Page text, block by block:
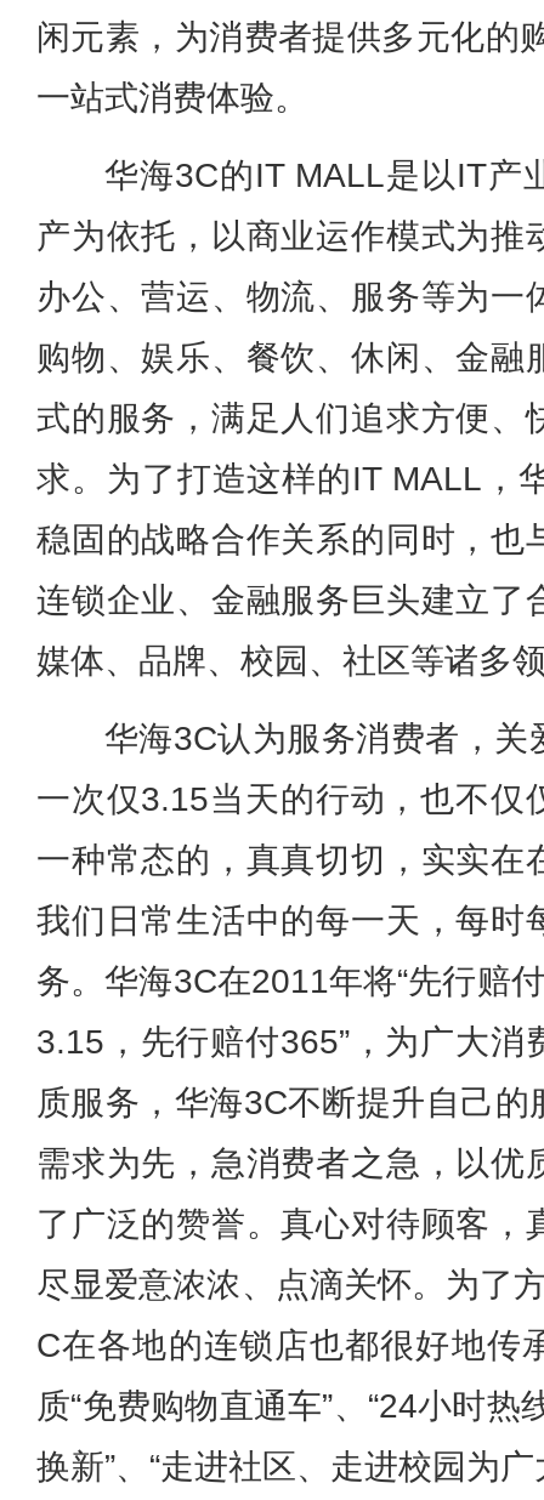
闲元素，为消费者提供多元化的
一站式消费体验。
华海3C的IT MALL是以IT产
产为依托，以商业运作模式为推
办公、营运、物流、服务等为一
购物、娱乐、餐饮、休闲、金融
式的服务，满足人们追求方便、
求。为了打造这样的IT MALL，
稳固的战略合作关系的同时，也
连锁企业、金融服务巨头建立了
媒体、品牌、校园、社区等诸多
华海3C认为服务消费者，关
一次仅3.15当天的行动，也不仅
一种常态的，真真切切，实实在
我们日常生活中的每一天，每时
务。华海3C在2011年将“先行赔
3.15，先行赔付365”，为广大消
质服务，华海3C不断提升自己
需求为先，急消费者之急，以优
了广泛的赞誉。真心对待顾客，
尽显爱意浓浓、点滴关怀。为了
C在各地的连锁店也都很好地传
质“免费购物直通车”、“24小时热
换新”、“走进社区、走进校园为